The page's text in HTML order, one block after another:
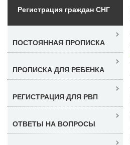
Регистрация граждан СНГ
ПОСТОЯННАЯ ПРОПИСКА
ПРОПИСКА ДЛЯ РЕБЕНКА
РЕГИСТРАЦИЯ ДЛЯ РВП
ОТВЕТЫ НА ВОПРОСЫ